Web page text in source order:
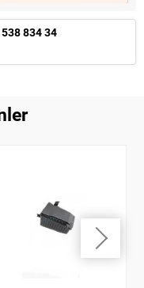
538 834 34